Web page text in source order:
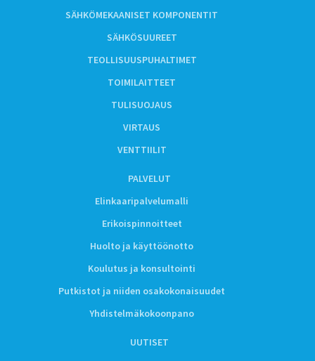
SÄHKÖMEKAANISET KOMPONENTIT
SÄHKÖSUUREET
TEOLLISUUSPUHALTIMET
TOIMILAITTEET
TULISUOJAUS
VIRTAUS
VENTTIILIT
PALVELUT
Elinkaaripalvelumalli
Erikoispinnoitteet
Huolto ja käyttöönotto
Koulutus ja konsultointi
Putkistot ja niiden osakokonaisuudet
Yhdistelmäkokoonpano
UUTISET